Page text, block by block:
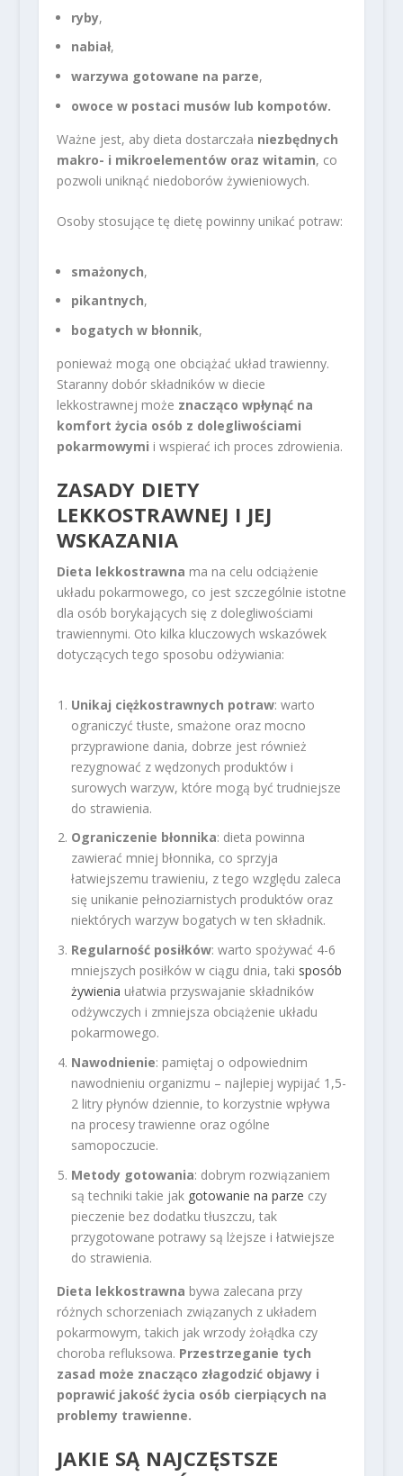
ryby,
nabiał,
warzywa gotowane na parze,
owoce w postaci musów lub kompotów.
Ważne jest, aby dieta dostarczała niezbędnych
makro- i mikroelementów oraz witamin, co
pozwoli uniknąć niedoborów żywieniowych.
Osoby stosujące tę dietę powinny unikać potraw:
smażonych,
pikantnych,
bogatych w błonnik,
ponieważ mogą one obciążać układ trawienny.
Staranny dobór składników w diecie
lekkostrawnej może znacząco wpłynąć na
komfort życia osób z dolegliwościami
pokarmowymi i wspierać ich proces zdrowienia.
ZASADY DIETY
LEKKOSTRAWNEJ I JEJ
WSKAZANIA
Dieta lekkostrawna ma na celu odciążenie
układu pokarmowego, co jest szczególnie istotne
dla osób borykających się z dolegliwościami
trawiennymi. Oto kilka kluczowych wskazówek
dotyczących tego sposobu odżywiania:
Unikaj ciężkostrawnych potraw: warto
ograniczyć tłuste, smażone oraz mocno
przyprawione dania, dobrze jest również
rezygnować z wędzonych produktów i
surowych warzyw, które mogą być trudniejsze
do strawienia.
Ograniczenie błonnika: dieta powinna
zawierać mniej błonnika, co sprzyja
łatwiejszemu trawieniu, z tego względu zaleca
się unikanie pełnoziarnistych produktów oraz
niektórych warzyw bogatych w ten składnik.
Regularność posiłków: warto spożywać 4-6
mniejszych posiłków w ciągu dnia, taki sposób
żywienia ułatwia przyswajanie składników
odżywczych i zmniejsza obciążenie układu
pokarmowego.
Nawodnienie: pamiętaj o odpowiednim
nawodnieniu organizmu – najlepiej wypijać 1,5-
2 litry płynów dziennie, to korzystnie wpływa
na procesy trawienne oraz ogólne
samopoczucie.
Metody gotowania: dobrym rozwiązaniem
są techniki takie jak gotowanie na parze czy
pieczenie bez dodatku tłuszczu, tak
przygotowane potrawy są lżejsze i łatwiejsze
do strawienia.
Dieta lekkostrawna bywa zalecana przy
różnych schorzeniach związanych z układem
pokarmowym, takich jak wrzody żołądka czy
choroba refluksowa. Przestrzeganie tych
zasad może znacząco złagodzić objawy i
poprawić jakość życia osób cierpiących na
problemy trawienne.
JAKIE SĄ NAJCZĘSTSZE